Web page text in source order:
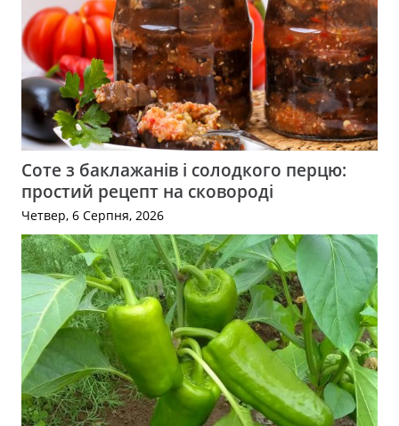
Соте з баклажанів і солодкого перцю:
простий рецепт на сковороді
Четвер, 6 Серпня, 2026